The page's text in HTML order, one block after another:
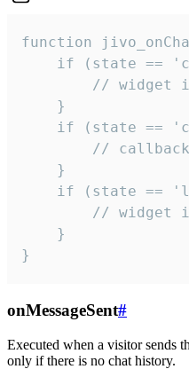
function
if (state ==
// widget
    }
if (state ==
//
    }
if (state ==
// widget
    }
}
onMessageSent#
Executed when a visitor sends
only if there is no chat history.